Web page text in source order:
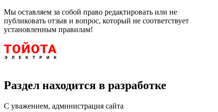
Мы оставляем за собой право редактировать или не
публиковать отзыв и вопрос, который не соответствует
установленным правилам!
Раздел находится в разработке
С уважением, администрация сайта